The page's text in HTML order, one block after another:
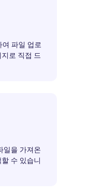
파일 업로
로 직접 드
일을 가져온
수 있습니